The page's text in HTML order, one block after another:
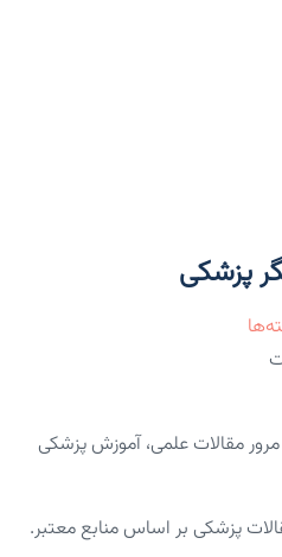
پزشکی
مقالات علمی، آموزش پزشکی
پزشکی بر اساس منابع معتبر.